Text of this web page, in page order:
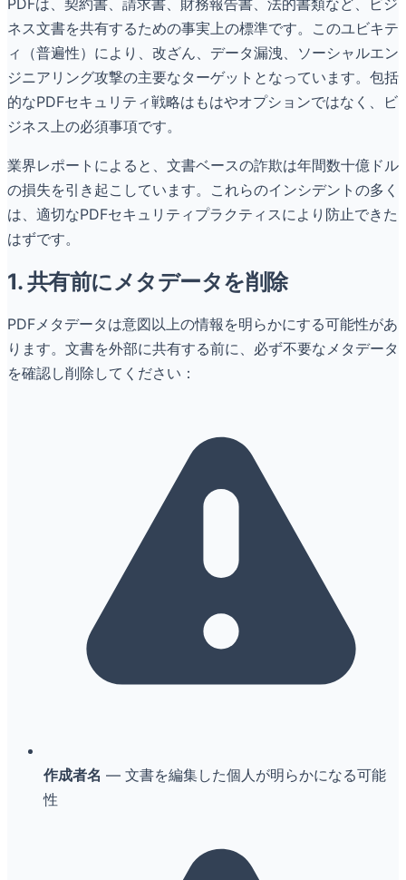
ネス文書を共有するための事実上の標準です。このユビキテ
ィ（普遍性）により、改ざん、データ漏洩、ソーシャルエン
ジニアリング攻撃の主要なターゲットとなっています。包括
的なPDFセキュリティ戦略はもはやオプションではなく、ビ
ジネス上の必須事項です。
業界レポートによると、文書ベースの詐欺は年間数十億ドル
の損失を引き起こしています。これらのインシデントの多く
は、適切なPDFセキュリティプラクティスにより防止できた
はずです。
1. 共有前にメタデータを削除
PDFメタデータは意図以上の情報を明らかにする可能性があ
ります。文書を外部に共有する前に、必ず不要なメタデータ
を確認し削除してください：
作成者名 — 文書を編集した個人が明らかになる可能
性